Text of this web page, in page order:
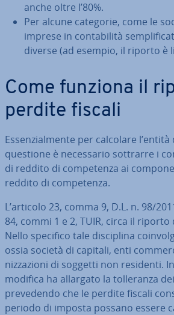
anche oltre l’80%.
Per alcune categorie, come le
imprese in con­ta­bi­li­tà
diverse (ad esempio, il riporto è
Come funziona il
perdite fiscali
Es­sen­zial­men­te per calcolare
questione è ne­ces­sa­rio sottrarre i
di reddito di com­pe­ten­za ai
reddito di com­pe­ten­za.
L’articolo 23, comma 9, D.L. n. 98/
84, commi 1 e 2, TUIR, circa il
Nello specifico tale di­sci­pli­na
ossia società di capitali, enti
niz­za­zio­ni di soggetti non residenti.
modifica ha allargato la tol­le­ran­za
pre­ve­den­do che le perdite fiscali
periodo di imposta possano essere